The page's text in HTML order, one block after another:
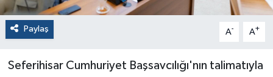
Paylaş A- A+
Seferihisar Cumhuriyet Başsavcılığı'nın talimatıyla